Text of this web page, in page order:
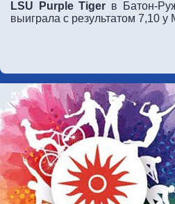
LSU Purple Tiger в Батон-
выиграла с результатом 7,10